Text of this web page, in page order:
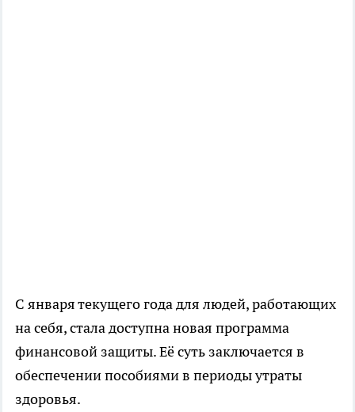
С января текущего года для людей, работающих
на себя, стала доступна новая программа
финансовой защиты. Её суть заключается в
обеспечении пособиями в периоды утраты
здоровья.